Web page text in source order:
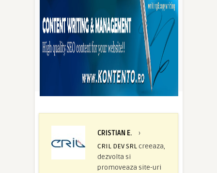
CRISTIAN E.
›
CRIL DEV SRLcreeaza,
dezvolta si
promoveaza site-uri